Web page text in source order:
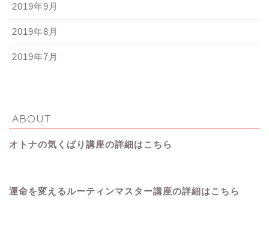
2019年9月
2019年8月
2019年7月
ABOUT
オトナの気くばり講座の詳細はこちら
運命を変えるルーティンマスター講座の詳細はこちら